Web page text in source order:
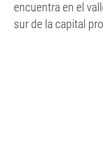
encuentra en el
sur de la capital